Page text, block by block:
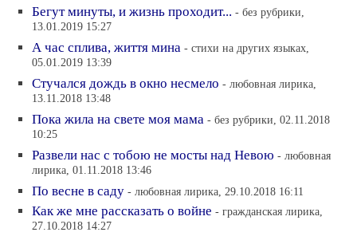
Бегут минуты, и жизнь проходит... - без рубрики,
13.01.2019 15:27
А час сплива, життя мина - стихи на других языках,
05.01.2019 13:39
Стучался дождь в окно несмело - любовная лирика,
13.11.2018 13:48
Пока жила на свете моя мама - без рубрики, 02.11.2018
10:25
Развели нас с тобою не мосты над Невою - любовная
лирика, 01.11.2018 13:46
По весне в саду - любовная лирика, 29.10.2018 16:11
Как же мне рассказать о войне - гражданская лирика,
27.10.2018 14:27